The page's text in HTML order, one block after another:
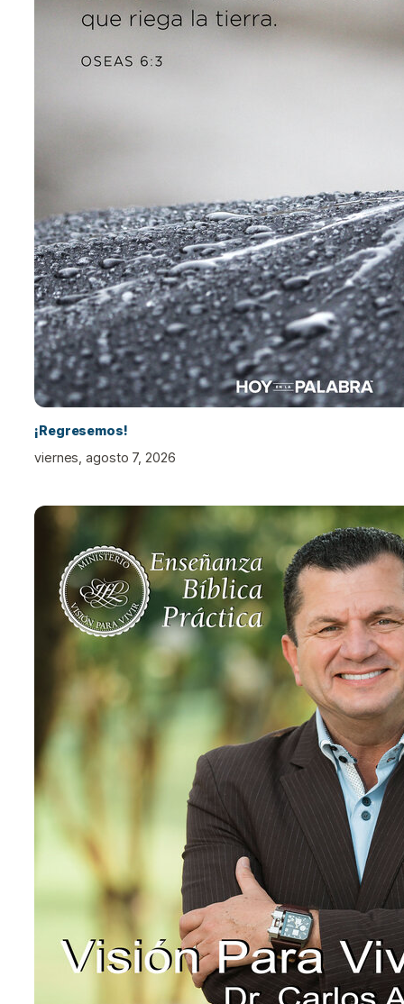
¡Regresemos!
viernes, agosto 7, 2026